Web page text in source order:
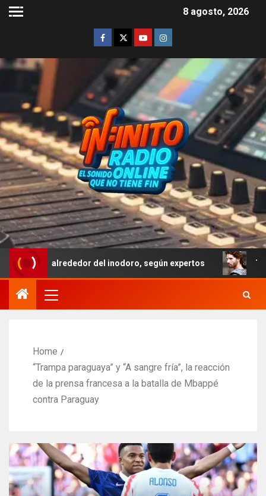
8 agosto, 2026
alrededor del inodoro, según expertos Troya: el
Home
“Trampa paraguaya” y “A sangre fría”, la reacción
de la prensa francesa a la batalla de Mbappé
contra Paraguay